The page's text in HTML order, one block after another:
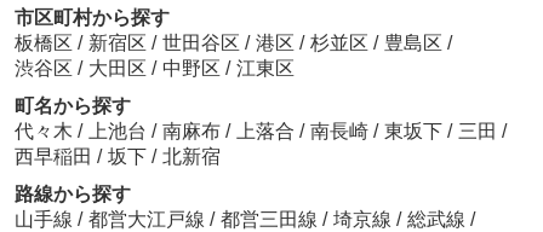
市区町村から探す
板橋区 / 新宿区 / 世田谷区 / 港区 / 杉並区 / 豊島区 /
渋谷区 / 大田区 / 中野区 / 江東区
町名から探す
代々木 / 上池台 / 南麻布 / 上落合 / 南長崎 / 東坂下 / 三田 /
西早稲田 / 坂下 / 北新宿
路線から探す
山手線 / 都営大江戸線 / 都営三田線 / 埼京線 / 総武線 /